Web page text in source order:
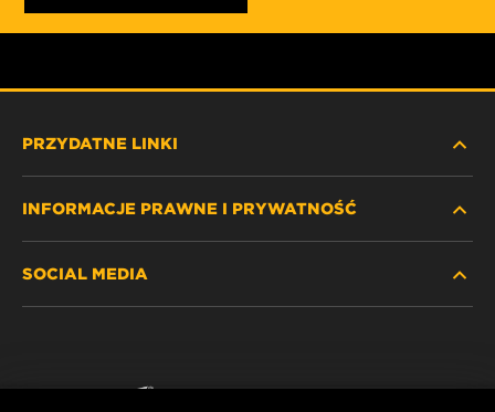
PRZYDATNE LINKI
GDZIE KUPIĆ
INFORMACJE PRAWNE I PRYWATNOŚĆ
SOCIAL MEDIA